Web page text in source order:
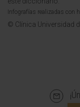
Infografías realizadas con
© Clínica Universidad